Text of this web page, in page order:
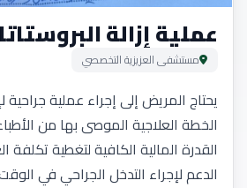
عملية إزالة البروستاتا
مستشفى العزيزية التخصصي
يحتاج المريض إلى إجراء عملية جراحية
الخطة العلاجية الموصى بها من
القدرة المالية الكافية لتغطية
الدعم لإجراء التدخل الجراحي في